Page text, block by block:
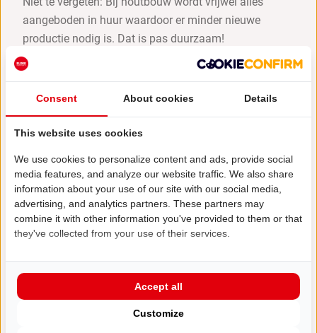
aangeboden in huur waardoor er minder nieuwe
productie nodig is. Dat is pas duurzaam!
Consent About cookies Details
This website uses cookies
We use cookies to personalize content and ads, provide social
media features, and analyze our website traffic. We also share
information about your use of our site with our social media,
advertising, and analytics partners. These partners may
combine it with other information you've provided to them or that
they've collected from your use of their services.
Customize
Accept all